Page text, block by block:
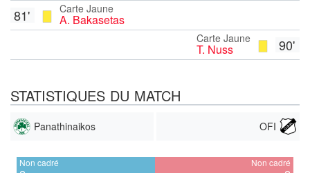
Carte Jaune
A. Bakasetas
81'
90'
Carte Jaune
T. Nuss
STATISTIQUES DU MATCH
Panathinaikos OFI
Non cadré Non cadré